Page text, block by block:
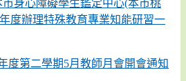
市身心障礙學生鑑定中心(本市桃
度辦理特殊教育專業知能研習一
度第二學期5月教師月會開會通知